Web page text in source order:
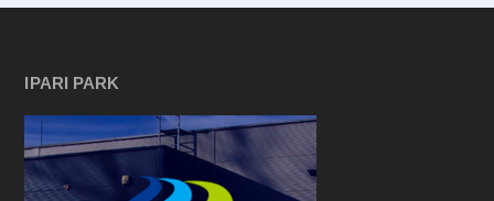
IPARI PARK